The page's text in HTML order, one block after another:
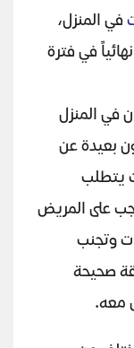
في المنزل،
في فترة
في المنزل
بعيدة عن
يتطلب
على المريض
وتجنب
صحيحة
معه.